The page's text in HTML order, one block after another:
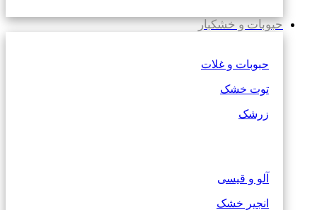
حبوبات و خشکبار
حبوبات و غلات
توت خشک
زرشک
آلو و قیسی
انجیر خشک